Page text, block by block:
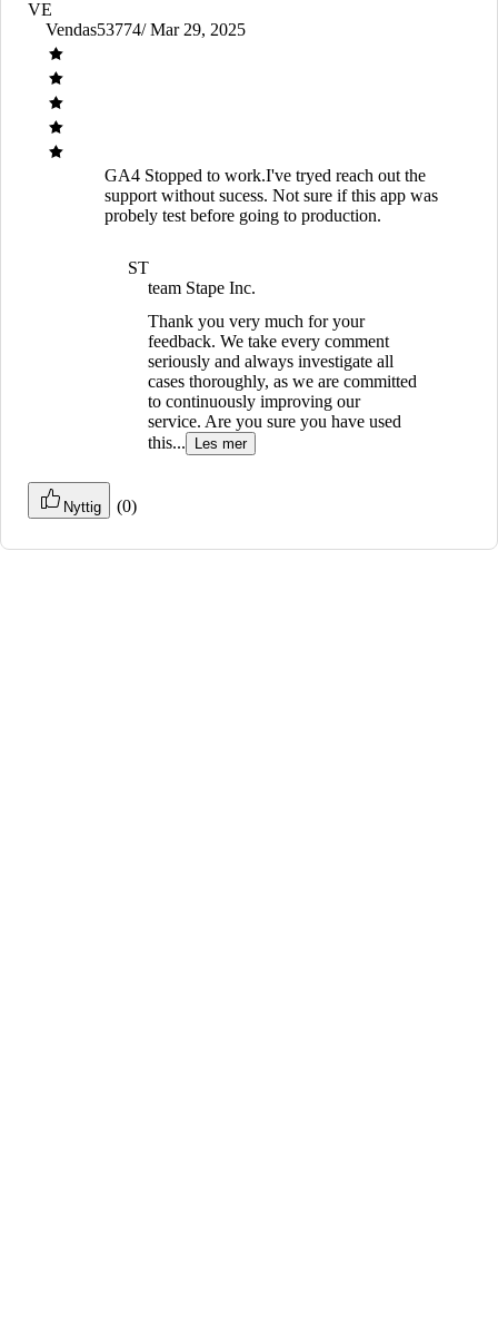
VE
Vendas53774/ Mar 29, 2025
GA4 Stopped to work.I've tryed reach out the
support without sucess. Not sure if this app was
probely test before going to production.
ST
team Stape Inc.
Thank you very much for your
feedback. We take every comment
seriously and always investigate all
cases thoroughly, as we are committed
to continuously improving our
service. Are you sure you have used
this...
Les mer
Nyttig (0)